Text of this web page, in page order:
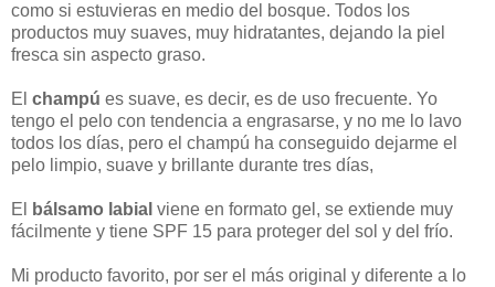
como si estuvieras en medio del bosque. Todos los
productos muy suaves, muy hidratantes, dejando la piel
fresca sin aspecto graso.
El champú es suave, es decir, es de uso frecuente. Yo
tengo el pelo con tendencia a engrasarse, y no me lo lavo
todos los días, pero el champú ha conseguido dejarme el
pelo limpio, suave y brillante durante tres días,
El bálsamo labial viene en formato gel, se extiende muy
fácilmente y tiene SPF 15 para proteger del sol y del frío.
Mi producto favorito, por ser el más original y diferente a lo